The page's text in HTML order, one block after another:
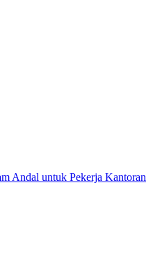
Andal untuk Pekerja Kantoran